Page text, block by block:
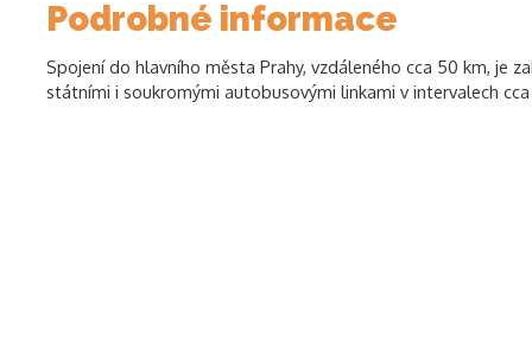
Podrobné informace
Spojení do hlavního města Prahy, vzdáleného cca 50 km, je
státními i soukromými autobusovými linkami v intervalech